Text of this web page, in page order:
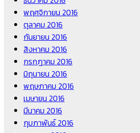
พฤศจิกายน 2016
ตุลาคม 2016
กันยายน 2016
สิงหาคม 2016
กรกฎาคม 2016
มิถุนายน 2016
พฤษภาคม 2016
เมษายน 2016
มีนาคม 2016
กุมภาพันธ์ 2016